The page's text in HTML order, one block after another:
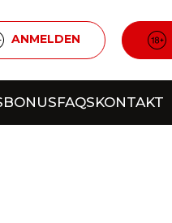
ANMELDEN
FAQSKONTAKT